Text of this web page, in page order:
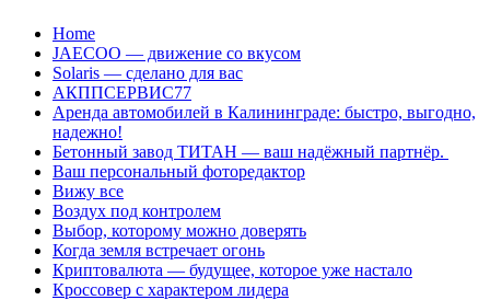
Перейти
содержанию
Home
JAECOO — движение со вкусом
Solaris — сделано для вас
АКППСЕРВИС77
Аренда автомобилей в Калининграде: быстро, выгодно,
надежно!
Бетонный завод ТИТАН — ваш надёжный партнёр.
Ваш персональный фоторедактор
Вижу все
Воздух под контролем
Выбор, которому можно доверять
Когда земля встречает огонь
Криптовалюта — будущее, которое уже настало
Кроссовер с характером лидера